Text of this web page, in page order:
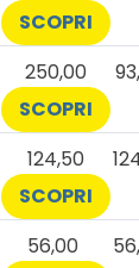
SCOPRI
250,00
SCOPRI
124,50
SCOPRI
56,00